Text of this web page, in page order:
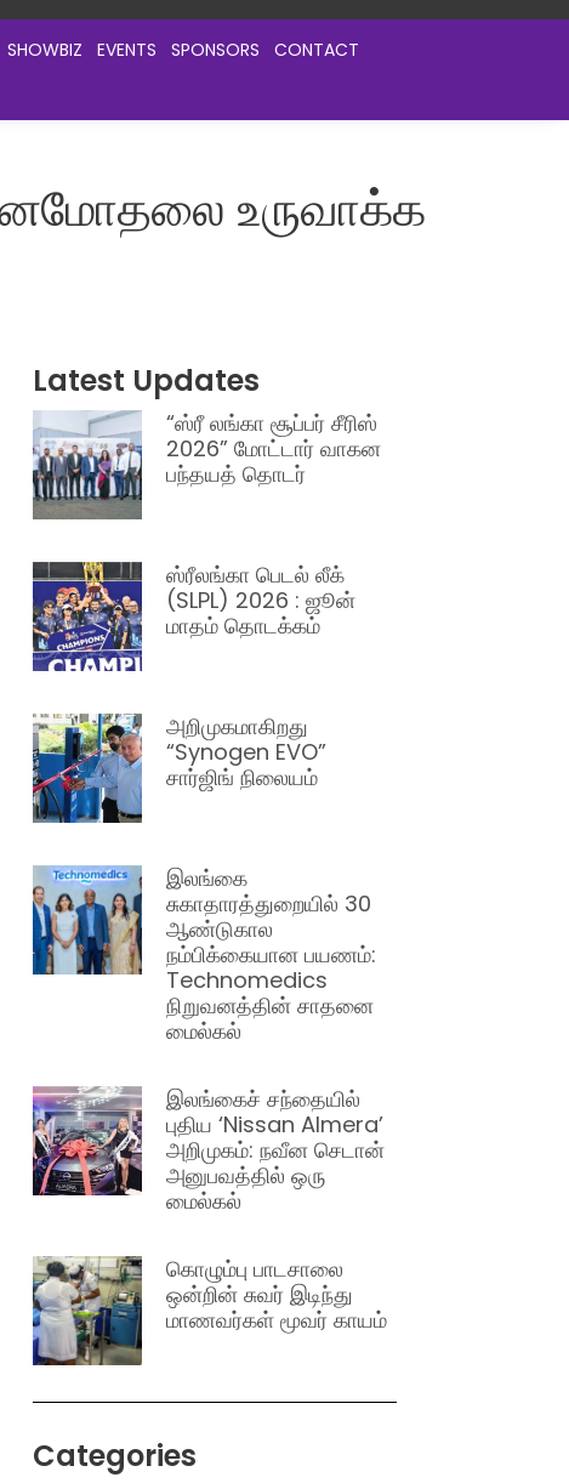
SHOWBIZ EVENTS SPONSORS CONTACT
உருவாக்க
Latest Updates
“ஸ்ரீ லங்கா சூப்பர் சீரிஸ்
2026” மோட்டார் வாகன
பந்தயத் தொடர்
ஸ்ரீலங்கா பெடல் லீக்
(SLPL) 2026 : ஜூன்
மாதம் தொடக்கம்
அறிமுகமாகிறது
“Synogen EVO”
சார்ஜிங் நிலையம்
இலங்கை
சுகாதாரத்துறையில் 30
ஆண்டுகால
நம்பிக்கையான பயணம்:
Technomedics
நிறுவனத்தின் சாதனை
மைல்கல்
இலங்கைச் சந்தையில்
புதிய ‘Nissan Almera’
அறிமுகம்: நவீன செடான்
அனுபவத்தில் ஒரு
மைல்கல்
கொழும்பு பாடசாலை
ஒன்றின் சுவர் இடிந்து
மாணவர்கள் மூவர் காயம்
Categories